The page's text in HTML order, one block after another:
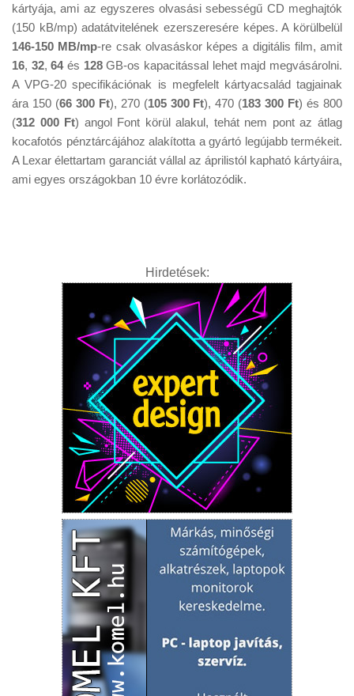
Érdekességek
Helyszíni Riport
E-BB
kártyája, ami az egyszeres olvasási sebességű CD meghajtók
(150 kB/mp) adatátvitelének ezerszeresére képes. A körülbelül
146-150 MB/mp-re csak olvasáskor képes a digitális film, amit
16, 32,64és 128GB-os kapacitással lehet majd megvásárolni.
A VPG-20 specifikációnak is megfelelt kártyacsalád tagjainak
ára 150 (66 300 Ft), 270 (105 300 Ft), 470 (183 300 Ft) és 800
(312 000 Ft) angol Font körül alakul, tehát nem pont az átlag
kocafotós pénztárcájához alakította a gyártó legújabb termékeit.
A Lexar élettartam garanciát vállal az áprilistól kapható kártyáira,
ami egyes országokban 10 évre korlátozódik.
Hirdetések: